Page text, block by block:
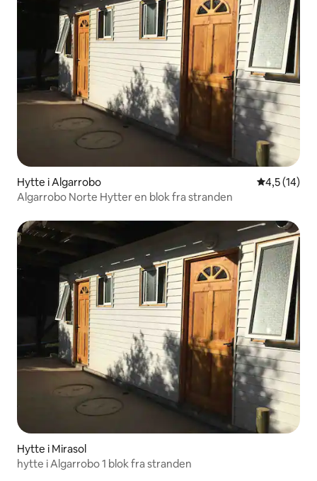
Hytte i Algarrobo 4,5 ud af 5
4,5 (14)
Algarrobo Norte Hytter en blok fra stranden
Hytte i Mirasol
hytte i Algarrobo 1 blok fra stranden